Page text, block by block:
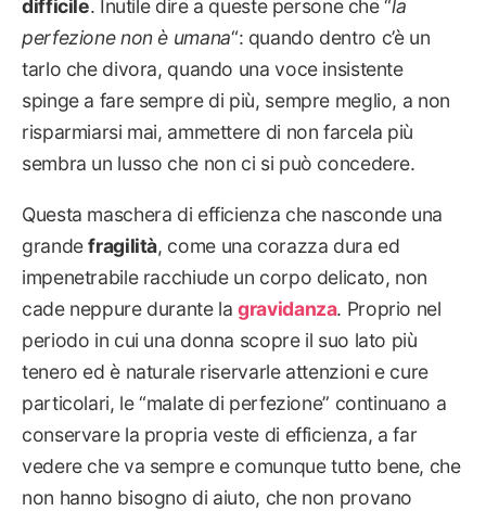
difficile. Inutile dire a queste persone che “la
perfezione non è umana“: quando dentro c’è un
tarlo che divora, quando una voce insistente
spinge a fare sempre di più, sempre meglio, a non
risparmiarsi mai, ammettere di non farcela più
sembra un lusso che non ci si può concedere.
Questa maschera di efficienza che nasconde una
grandefragilità, come una corazza dura ed
impenetrabile racchiude un corpo delicato, non
cade neppure durante lagravidanza. Proprio nel
periodo in cui una donna scopre il suo lato più
tenero ed è naturale riservarle attenzioni e cure
particolari, le “malate di perfezione” continuano a
conservare la propria veste di efficienza, a far
vedere che va sempre e comunque tutto bene, che
non hanno bisogno di aiuto, che non provano